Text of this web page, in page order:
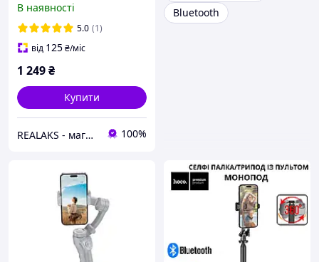
В наявності
5.0 (1)
від 125₴/міс
1 249₴
Купити
REALAKS - магазин мобільних аксесуарів та гаджетів 100%
Bluetooth